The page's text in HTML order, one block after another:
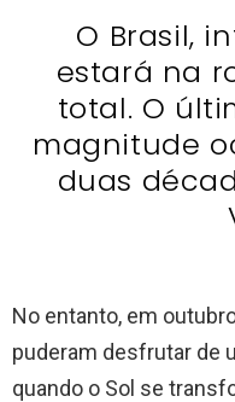
O Brasil,
estará na
total. O
magnitude
duas
No entanto, em
puderam desfrutar de
quando o Sol se